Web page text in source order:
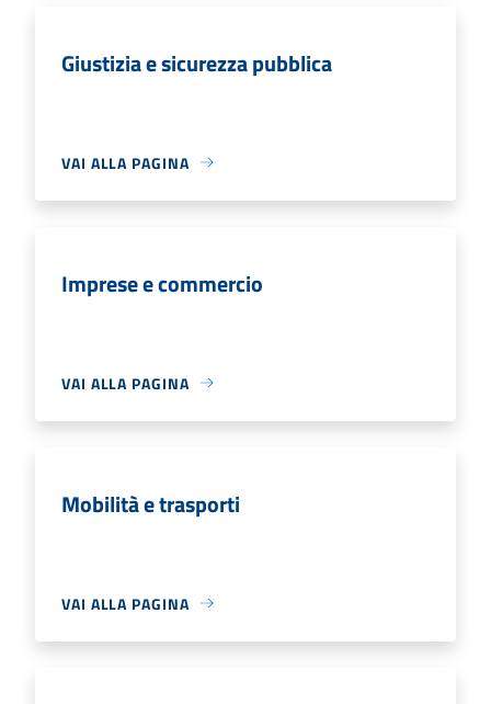
Giustizia e sicurezza pubblica
VAI ALLA PAGINA
Imprese e commercio
VAI ALLA PAGINA
Mobilità e trasporti
VAI ALLA PAGINA